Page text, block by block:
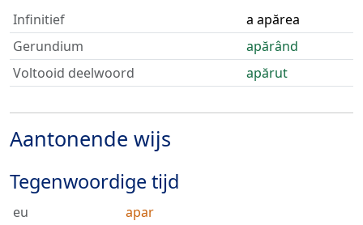
Infinitief
a apărea
Gerundium
apărând
Voltooid deelwoord
apărut
Aantonende wijs
Tegenwoordige tijd
eu
apar